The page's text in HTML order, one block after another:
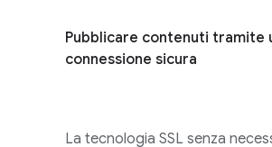
Pubblicare contenuti tramite
connessione sicura
La tecnologia SSL senza